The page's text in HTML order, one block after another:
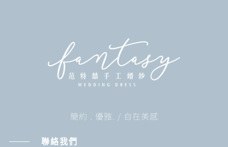
簡約 . 優雅. / 自在美感
聯絡我們